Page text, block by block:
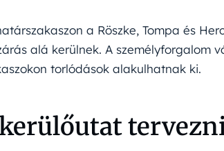
a Röszke, Tompa és
alá kerülnek. A személyforgalom
torlódások alakulhatnak ki.